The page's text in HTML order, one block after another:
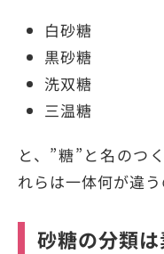
白砂糖
黒砂糖
洗双糖
三温糖
と、”糖”と名のつ
れらは一体何が違
砂糖の分類